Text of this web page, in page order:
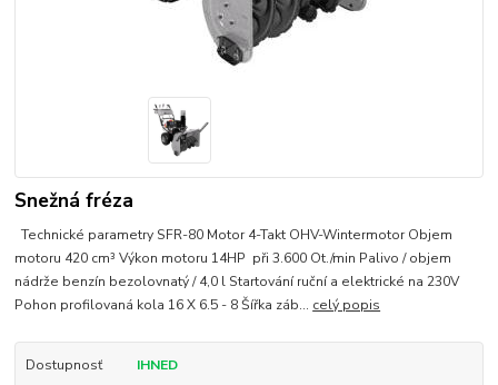
Snežná fréza
Technické parametry SFR-80 Motor 4-Takt OHV-Wintermotor Objem
motoru 420 cm³ Výkon motoru 14HP při 3.600 Ot./min Palivo / objem
nádrže benzín bezolovnatý / 4,0 l Startování ruční a elektrické na 230V
Pohon profilovaná kola 16 X 6.5 - 8 Šířka záb... celý popis
Dostupnosť
IHNED